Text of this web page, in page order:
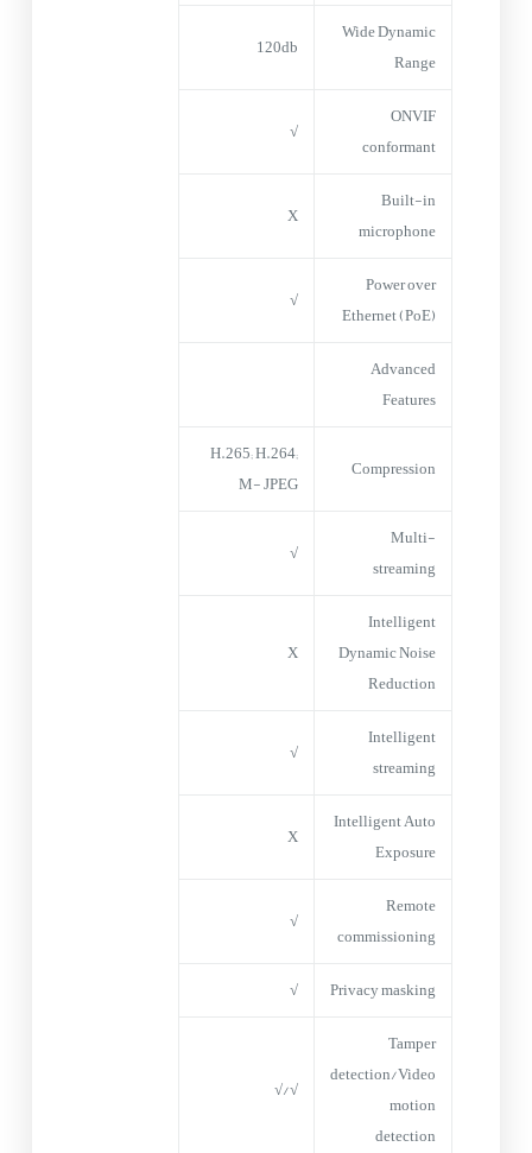
Wide Dynamic
Range
120db
ONVIF
conformant
√
Built-in
microphone
X
Power over
Ethernet (PoE)
√
Advanced
Features
Compression
H.265; H.264;
M- JPEG
Multi-
streaming
√
Intelligent
Dynamic Noise
Reduction
X
Intelligent
streaming
√
Intelligent Auto
Exposure
X
Remote
commissioning
√
Privacy masking
√
Tamper
detection/Video
motion
detection
√/
√